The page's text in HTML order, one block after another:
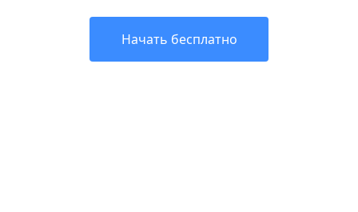
Начать бесплатно